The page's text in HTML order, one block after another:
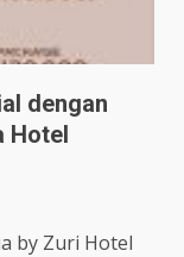
dengan
Hotel
by Zuri Hotel